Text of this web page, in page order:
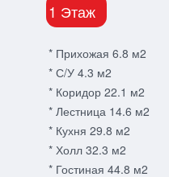
1 Этаж
* Прихожая 6.8 м2
* С/У 4.3 м2
* Коридор 22.1 м2
* Лестница 14.6 м2
* Кухня 29.8 м2
* Холл 32.3 м2
* Гостиная 44.8 м2